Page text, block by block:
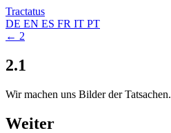
Tractatus
DE EN ES FR IT PT
← 2
2.1
Wir machen uns Bilder der Tatsachen.
Weiter